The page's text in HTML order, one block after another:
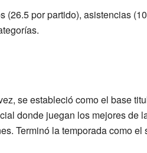
(26.5 por partido), asistencias
se estableció como el base
donde juegan los mejores de
Terminó la temporada como el